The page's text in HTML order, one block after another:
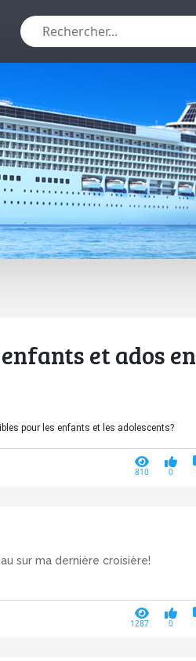
et ados en
pour les enfants et les adolescents?
810 0
sur ma dernière croisière!
1287 0